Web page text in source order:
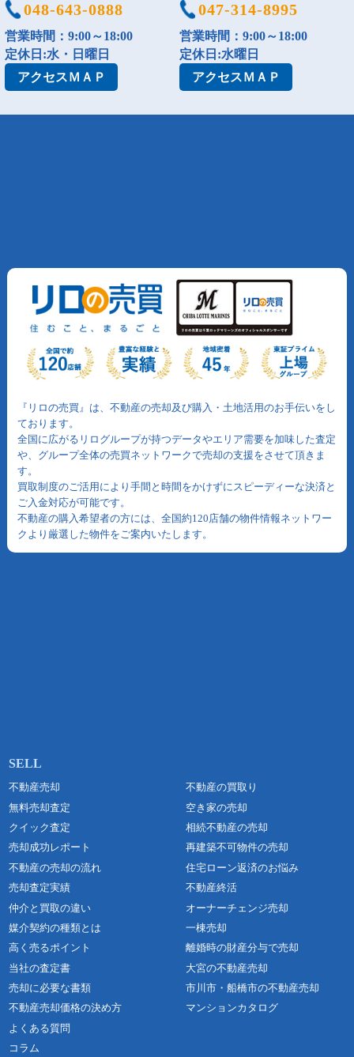
048-643-0888
営業時間：9:00～18:00
定休日:水・日曜日
アクセスＭＡＰ
047-314-8995
営業時間：9:00～18:00
定休日:水曜日
アクセスＭＡＰ
『リロの売買』は、不動産の売却及び購入・土地活用のお手伝いをし
ております。
全国に広がるリログループが持つデータやエリア需要を加味した査定
や、グループ全体の売買ネットワークで売却の支援をさせて頂きま
す。
買取制度のご活用により手間と時間をかけずにスピーディーな決済と
ご入金対応が可能です。
不動産の購入希望者の方には、全国約120店舗の物件情報ネットワー
クより厳選した物件をご案内いたします。
不動産売却
無料売却査定
クイック査定
売却成功レポート
不動産の売却の流れ
売却査定実績
仲介と買取の違い
媒介契約の種類とは
高く売るポイント
当社の査定書
売却に必要な書類
不動産売却価格の決め方
よくある質問
コラム
不動産の買取り
空き家の売却
相続不動産の売却
再建築不可物件の売却
住宅ローン返済のお悩み
不動産終活
オーナーチェンジ売却
一棟売却
離婚時の財産分与で売却
大宮の不動産売却
市川市・船橋市の不動産売却
マンションカタログ